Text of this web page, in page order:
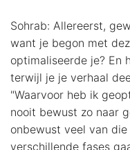
Sohrab: Allereerst,
want je begon met
optimaliseerde je? En
terwijl je je verhaal
"Waarvoor heb ik
nooit bewust zo naar
onbewust veel van
verschillende fases